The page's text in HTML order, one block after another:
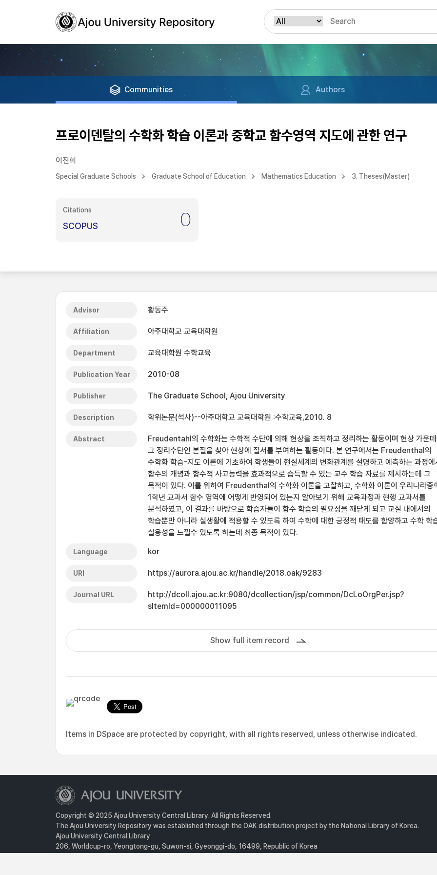
Communities Authors
프로이덴탈의 수학화 학습 이론과 중학교 함수영역 지도에 관한 연구
이진희
Special Graduate Schools Graduate School of Education Mathematics Education 3. Theses(Master)
Citations
SCOPUS 0
Advisor 황동주
Affiliation 아주대학교 교육대학원
Department 교육대학원 수학교육
Publication Year 2010-08
Publisher The Graduate School, Ajou University
Description 학위논문(석사)--아주대학교 교육대학원 :수학교육,2010. 8
Abstract
Freudentahl의 수학화는 수학적 수단에 의해 현상을 조직하고 정리하는 활동이며 현상 가운데
그 정리수단인 본질을 찾아 현상에 질서를 부여하는 활동이다. 본 연구에서는 Freudenthal의
수학화 학습-지도 이론에 기초하여 학생들이 현실세계의 변화관계를 설명하고 예측하는 과정에
함수의 개념과 함수적 사고능력을 효과적으로 습득할 수 있는 교수 학습 자료를 제시하는데 그
목적이 있다. 이를 위하여 Freudenthal의 수학화 이론을 고찰하고, 수학화 이론이 우리나라중
1학년 교과서 함수 영역에 어떻게 반영되어 있는지 알아보기 위해 교육과정과 현행 교과서를
분석하였고, 이 결과를 바탕으로 학습자들이 함수 학습의 필요성을 깨닫게 되고 교실 내에서의
학습뿐만 아니라 실생활에 적용할 수 있도록 하여 수학에 대한 긍정적 태도를 함양하고 수학 학
실용성을 느낄수 있도록 하는데 최종 목적이 있다.
Language kor
URI https://aurora.ajou.ac.kr/handle/2018.oak/9283
Journal URL
http://dcoll.ajou.ac.kr:9080/dcollection/jsp/common/DcLoOrgPer.jsp?
sItemId=000000011095
Show full item record
Items in DSpace are protected by copyright, with all rights reserved, unless otherwise indicated.
Copyright © 2025 Ajou University Central Library. All Rights Reserved.
The Ajou University Repository was established through the OAK distribution project by the National Library of Korea.
Ajou University Central Library
206, Worldcup-ro, Yeongtong-gu, Suwon-si, Gyeonggi-do, 16499, Republic of Korea